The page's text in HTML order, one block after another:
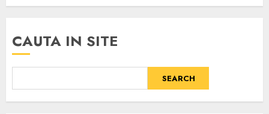
CAUTA IN SITE
SEARCH